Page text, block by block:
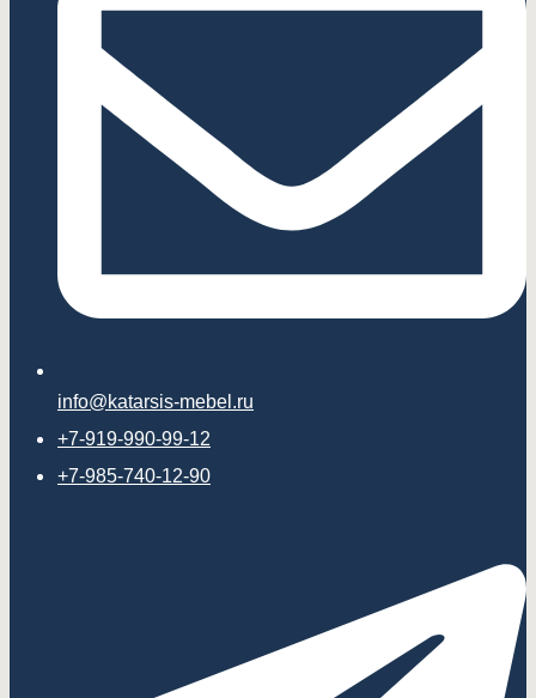
info@katarsis-mebel.ru
+7-919-990-99-12
+7-985-740-12-90